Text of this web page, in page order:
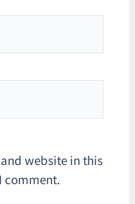
website in this
comment.